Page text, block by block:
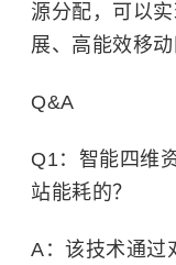
源分配，可以
展、高能效移
Q&A
Q1：智能四维
站能耗的？
A：该技术通过